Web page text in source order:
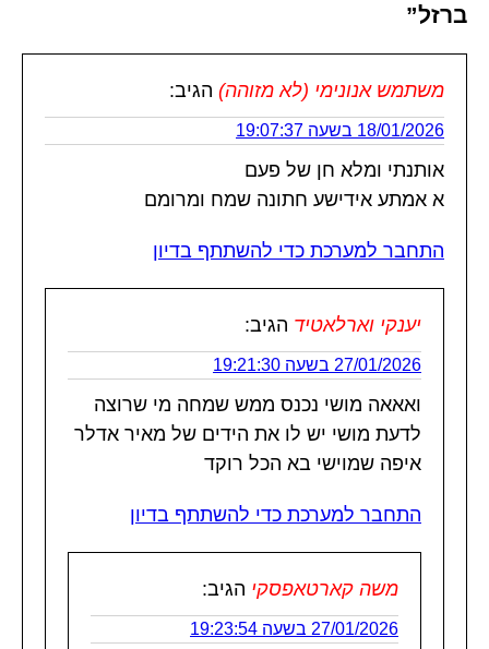
ברזל”
משתמש אנונימי (לא מזוהה) הגיב:
18/01/2026 בשעה 19:07:37
אותנתי ומלא חן של פעם
א אמתע אידישע חתונה שמח ומרומם
התחבר למערכת כדי להשתתף בדיון
יענקי וארלאטיד הגיב:
27/01/2026 בשעה 19:21:30
ואאאה מושי נכנס ממש שמחה מי שרוצה
לדעת מושי יש לו את הידים של מאיר אדלר
איפה שמוישי בא הכל רוקד
התחבר למערכת כדי להשתתף בדיון
משה קארטאפסקי הגיב:
27/01/2026 בשעה 19:23:54